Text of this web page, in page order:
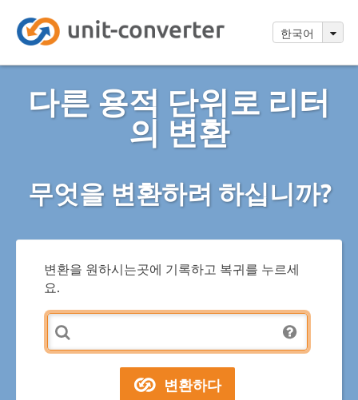
한국어
다른 용적 단위로 리터
의 변환
무엇을 변환하려 하십니까?
변환을 원하시는곳에 기록하고 복귀를 누르세
요.